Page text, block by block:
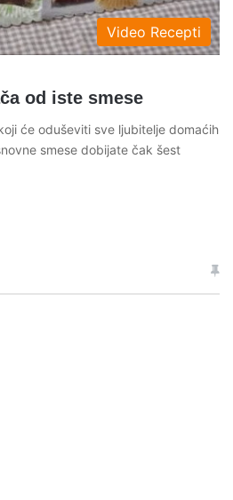
Video Recepti
od iste smese
će oduševiti sve ljubitelje domaćih
smese dobijate čak šest